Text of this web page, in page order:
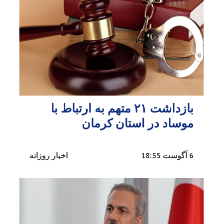
بازداشت ۲۱ متهم به ارتباط با
موساد در استان کرمان
اخبار روزانه 6 آگوست 18:55